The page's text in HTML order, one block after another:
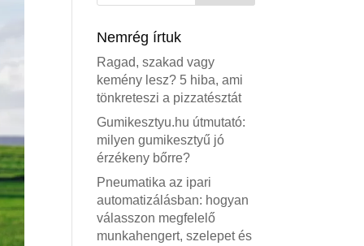
Nemrég írtuk
Ragad, szakad vagy
kemény lesz? 5 hiba, ami
tönkreteszi a pizzatésztát
Gumikesztyu.hu útmutató:
milyen gumikesztyű jó
érzékeny bőrre?
Pneumatika az ipari
automatizálásban: hogyan
válasszon megfelelő
munkahengert, szelepet és